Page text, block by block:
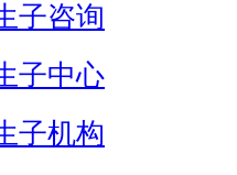
子咨询
子中心
子机构